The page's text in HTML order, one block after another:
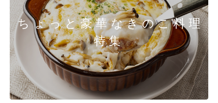
ちょっと豪華なきのこ料理
特集